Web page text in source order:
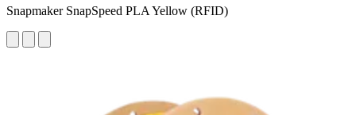
Snapmaker SnapSpeed PLA Yellow (RFID)